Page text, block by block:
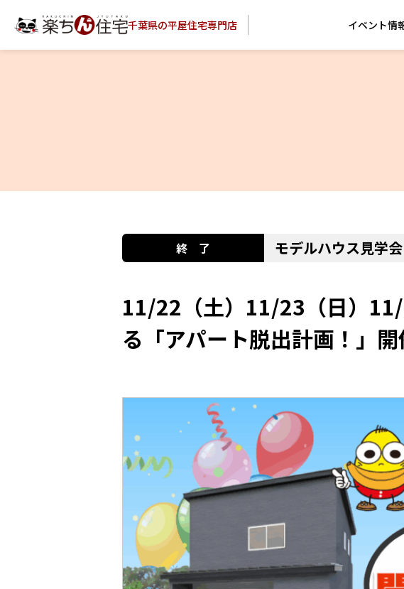
千葉県の平屋住宅専門店 イベント情
モデルハウス見学会
11/22（土）11/23（日）
る「アパート脱出計画！」開